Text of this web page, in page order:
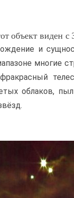
объект виден с
и
многие
облаков,